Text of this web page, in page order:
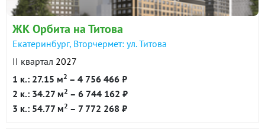
ЖК Орбита на Титова
Екатеринбург, Вторчермет: ул. Титова
II квартал 2027
1 к.: 27.15 м2 – 4 756 466 ₽
2 к.: 34.27 м2 – 6 744 162 ₽
3 к.: 54.77 м2 – 7 772 268 ₽